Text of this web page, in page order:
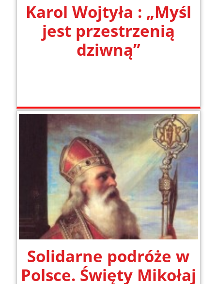
Karol Wojtyła : „Myśl
jest przestrzenią
dziwną”
Solidarne podróże w
Polsce. Święty Mikołaj